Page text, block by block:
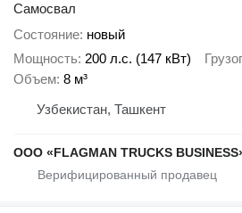
Самосвал
Состояние новый
Мощность 200 л.с. (147 кВт)
Объем 8 м³
Узбекистан, Ташкент
ООО «FLAGMAN TRUCKS